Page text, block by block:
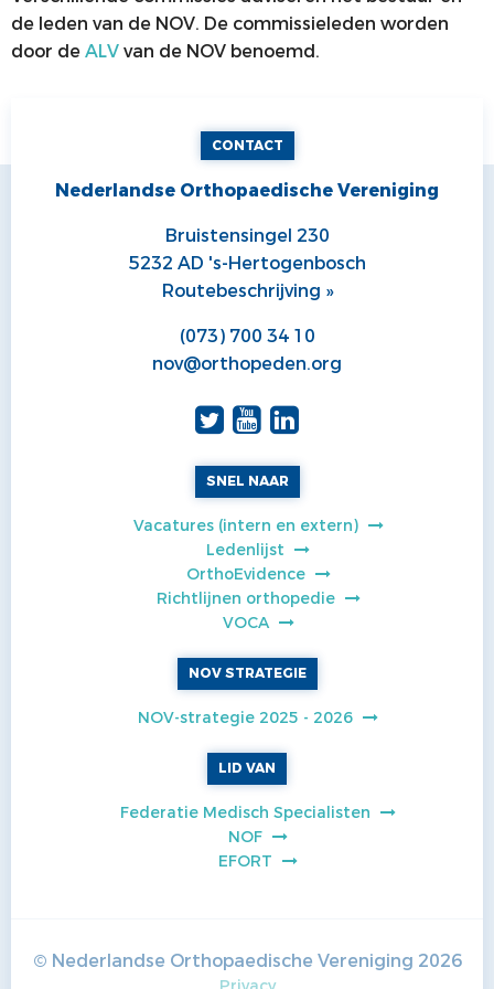
ALV
VACATUREBANK
MEDISCHE INDUSTRIE
de leden van de NOV. De commissieleden worden
door deALVvan de NOV benoemd.
CONTACT
Nederlandse Orthopaedische Vereniging
Bruistensingel 230
5232 AD 's-Hertogenbosch
Routebeschrijving »
(073) 700 34 10
nov@orthopeden.org
SNEL NAAR
Vacatures (intern en extern)
Ledenlijst
OrthoEvidence
Richtlijnen orthopedie
VOCA
NOV STRATEGIE
NOV-strategie 2025 - 2026
LID VAN
Federatie Medisch Specialisten
NOF
EFORT
© Nederlandse Orthopaedische Vereniging 2026